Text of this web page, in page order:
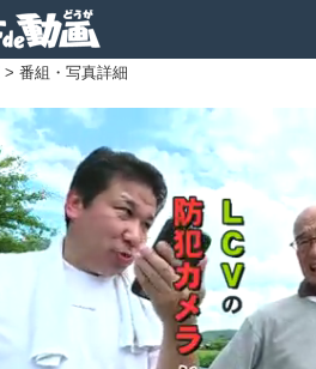
> 番組・写真詳細